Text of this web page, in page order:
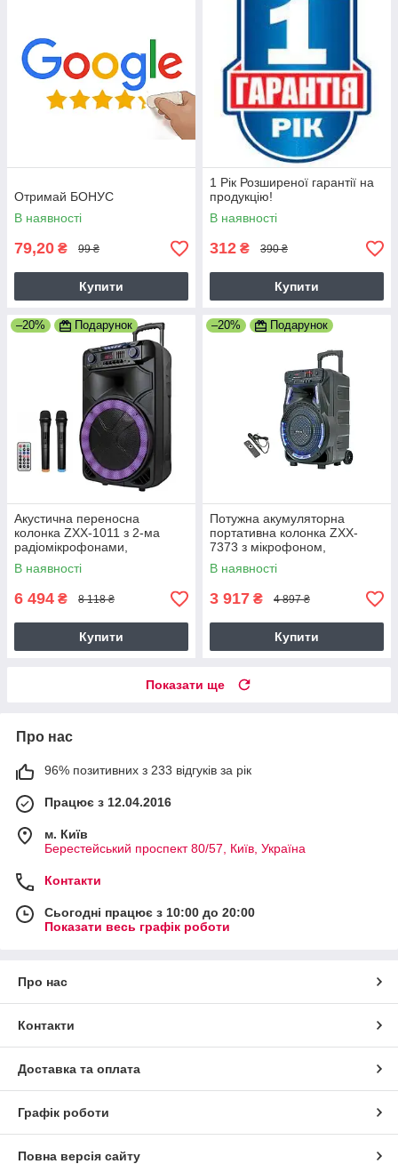
Отримай БОНУС
В наявності
79,20 ₴ 99 ₴
Купити
1 Рік Розширеної гарантії на
продукцію!
В наявності
312 ₴ 390 ₴
Купити
–20% Подарунок
Акустична переносна
колонка ZXX-1011 з 2-ма
радіомікрофонами,
Потужність 300Вт, 15",
45х72х36см,
USB/SD/FM/BT/2MIC/ДК,
чорна
В наявності
6 494 ₴ 8 118 ₴
Купити
–20% Подарунок
Потужна акумуляторна
портативна колонка ZXX-
7373 з мікрофоном,
Потужність 40Вт, 53х35х28см,
з караоке
В наявності
3 917 ₴ 4 897 ₴
Купити
Показати ще
Про нас
96% позитивних з 233 відгуків за рік
Працює з 12.04.2016
м. Київ
Берестейський проспект 80/57, Київ, Україна
Контакти
Сьогодні працює з 10:00 до 20:00
Показати весь графік роботи
Про нас
Контакти
Доставка та оплата
Графік роботи
Повна версія сайту